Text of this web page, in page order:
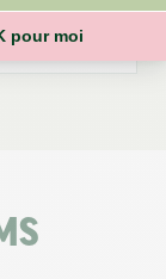
pour moi
vos